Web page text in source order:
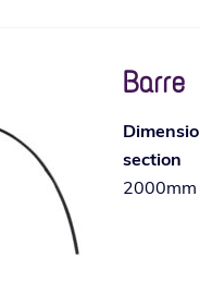
section
2000mm